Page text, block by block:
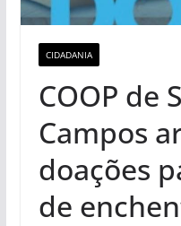
CIDADANIA
COOP de
Campos
doações
de